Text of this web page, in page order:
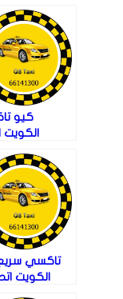
كيو
اتصل بنا 66141300
تاكسي
الكويت